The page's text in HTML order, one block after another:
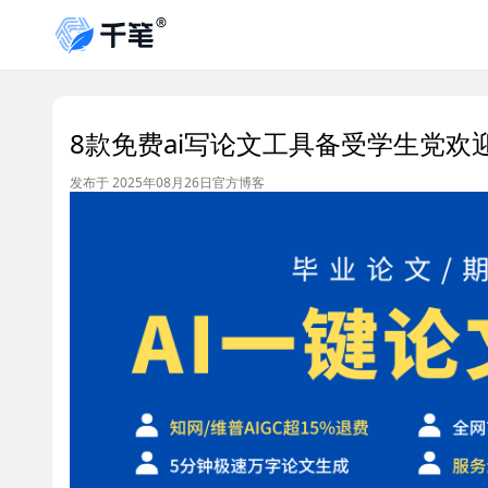
8款免费ai写论文工具备受学生党欢
发布于 2025年08月26日官方博客